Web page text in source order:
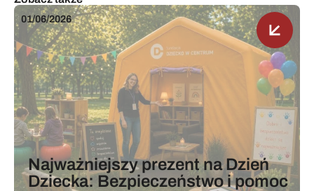
Najważniejszy prezent na Dzień
Dziecka: Bezpieczeństwo i pomoc
01/06/2026